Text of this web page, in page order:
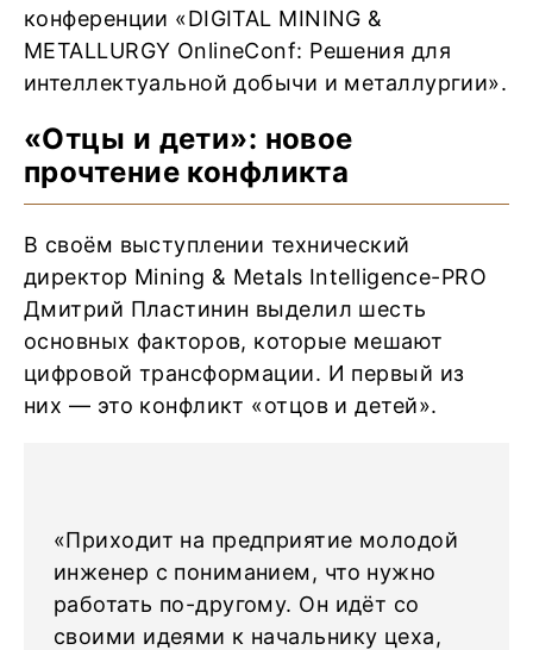
конференции «DIGITAL MINING &
METALLURGY OnlineConf: Решения для
интеллектуальной добычи и металлургии».
«Отцы и дети»: новое
прочтение конфликта
В своём выступлении технический
директор Mining & Metals Intelligence-PRO
Дмитрий Пластинин выделил шесть
основных факторов, которые мешают
цифровой трансформации. И первый из
них — это конфликт «отцов и детей».
«Приходит на предприятие молодой
инженер с пониманием, что нужно
работать по-другому. Он идёт со
своими идеями к начальнику цеха,